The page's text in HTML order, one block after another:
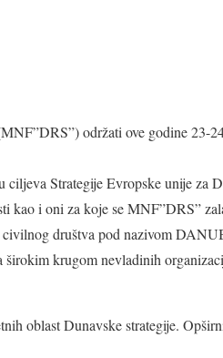
održati ove godine 23-
Strategije Evropske unije za
kao i oni za koje se MNF”DRS”
društva pod nazivom
krugom nevladinih
oblast Dunavske strategije.